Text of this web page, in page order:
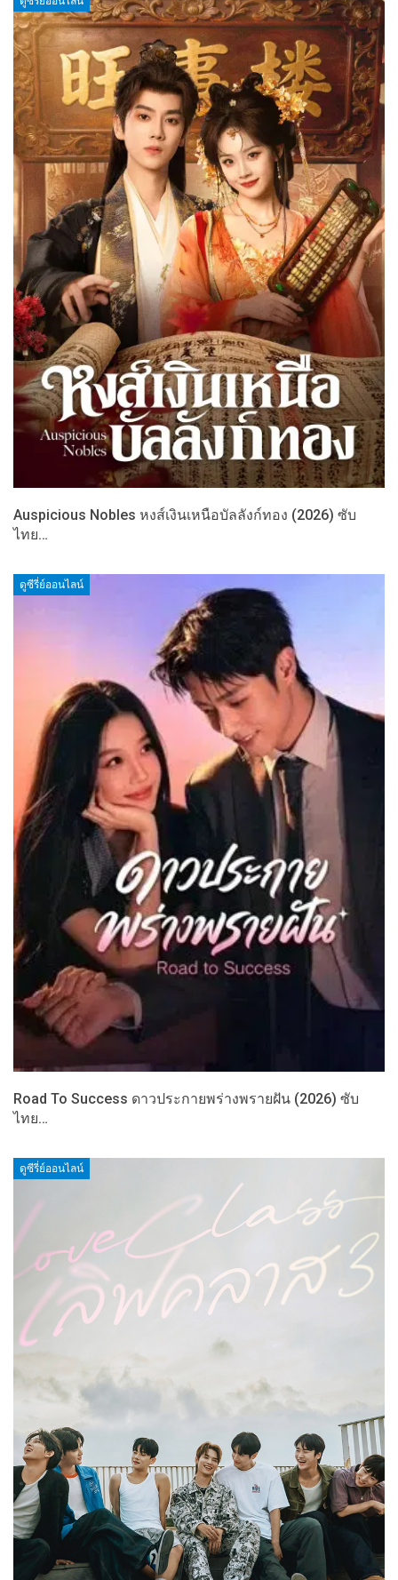
Auspicious Nobles หงส์เงินเหนือบัลลังก์ทอง (2026) ซับ
ไทย…
ดูซีรี่ย์ออนไลน์
Road To Success ดาวประกายพร่างพรายฝัน (2026) ซับ
ไทย…
ดูซีรี่ย์ออนไลน์